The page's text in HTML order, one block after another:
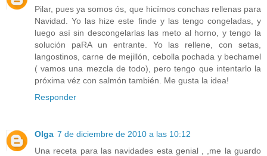
Pilar, pues ya somos ós, que hicímos conchas rellenas para
Navidad. Yo las hize este finde y las tengo congeladas, y
luego así sin descongelarlas las meto al horno, y tengo la
solución paRA un entrante. Yo las rellene, con setas,
langostinos, carne de mejillón, cebolla pochada y bechamel
( vamos una mezcla de todo), pero tengo que intentarlo la
próxima véz con salmón también. Me gusta la idea!
Responder
Olga 7 de diciembre de 2010 a las 10:12
Una receta para las navidades esta genial , ,me la guardo